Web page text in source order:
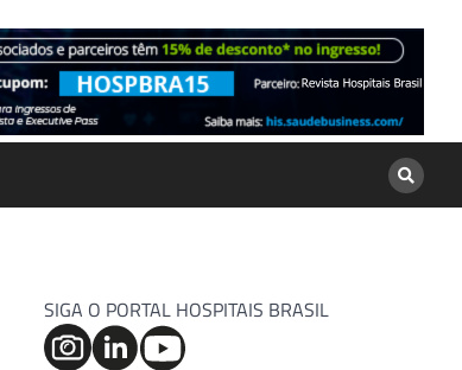
SIGA O PORTAL HOSPITAIS BRASIL